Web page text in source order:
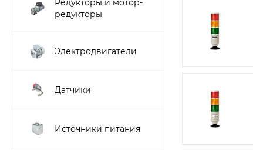
Редукторы и мотор-
редукторы
Электродвигатели
Датчики
Источники питания